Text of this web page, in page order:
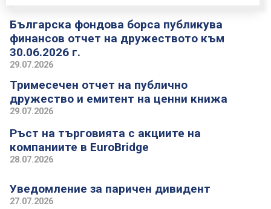
Българска фондова борса публикува
финансов отчет на дружеството към
30.06.2026 г.
29.07.2026
Тримесечен отчет на публично
дружество и емитент на ценни книжа
29.07.2026
Ръст на търговията с акциите на
компаниите в EuroBridge
28.07.2026
Уведомление за паричен дивидент
27.07.2026